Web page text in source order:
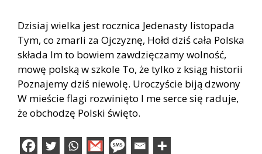
Dzisiaj wielka jest rocznica Jedenasty listopada
Tym, co zmarli za Ojczyznę, Hołd dziś cała Polska
składa Im to bowiem zawdzięczamy wolność,
mowę polską w szkole To, że tylko z ksiąg historii
Poznajemy dziś niewolę. Uroczyście biją dzwony
W mieście flagi rozwinięto I me serce się raduje,
że obchodzę Polski święto.